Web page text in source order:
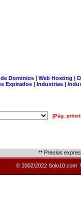
Dominios| Web Hosting |
Expirados | Industrias |
[Pág.
** Precios
© 2002/2022 Solo10.com